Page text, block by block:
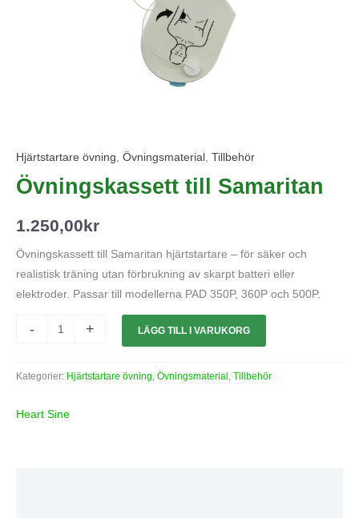
Hjärtstartare övning, Övningsmaterial , Tillbehör
Övningskassett till Samaritan
1.250,00kr
Övningskassett till Samaritan hjärtstartare – för säker och
realistisk träning utan förbrukning av skarpt batteri eller
elektroder. Passar till modellerna PAD 350P, 360P och 500P.
- + LÄGG TILL I VARUKORG
Kategorier: Hjärtstartare övning, Övningsmaterial , Tillbehör
Heart Sine